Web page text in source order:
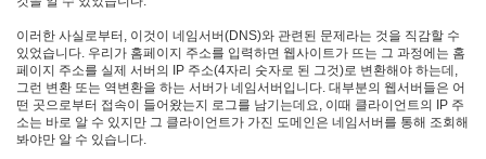
이러한 사실로부터, 이것이 네임서버(DNS)와 관련된 문제라는 것을 직감할 수
있었습니다. 우리가 홈페이지 주소를 입력하면 웹사이트가 뜨는 그 과정에는 홈
페이지 주소를 실제 서버의 IP 주소(4자리 숫자로 된 그것)로 변환해야 하는데,
그런 변환 또는 역변환을 하는 서버가 네임서버입니다. 대부분의 웹서버들은 어
떤 곳으로부터 접속이 들어왔는지 로그를 남기는데요, 이때 클라이언트의 IP 주
소는 바로 알 수 있지만 그 클라이언트가 가진 도메인은 네임서버를 통해 조회해
봐야만 알 수 있습니다.
웹
표
준
PHP4
2008